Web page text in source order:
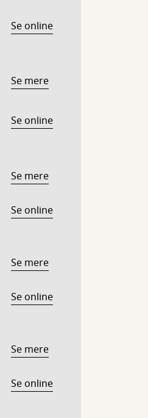
Se online
Se mere
Se online
Se mere
Se online
Se mere
Se online
Se mere
Se online